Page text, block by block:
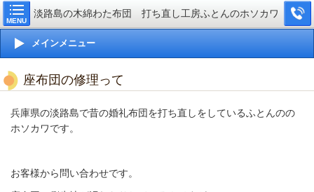
MENU
淡路島の木綿わた布団 打ち直し工房ふとんのホソカワ
メインメニュー
座布団の修理って
兵庫県の淡路島で昔の婚礼布団を打ち直しをしているふとんのの
ホソカワです。
お客様から問い合わせです。